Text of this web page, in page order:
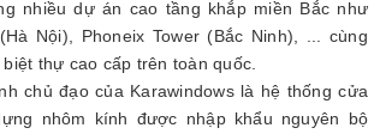
nhiều dự án cao tầng khắp miền Bắc như
Nội), Phoneix Tower (Bắc Ninh), ... cùng
thự cao cấp trên toàn quốc.
chủ đạo của Karawindows là hệ thống cửa
nhôm kính được nhập khẩu nguyên bộ